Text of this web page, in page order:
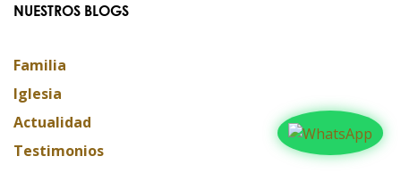
NUESTROS BLOGS
Familia
Iglesia
Actualidad
Testimonios